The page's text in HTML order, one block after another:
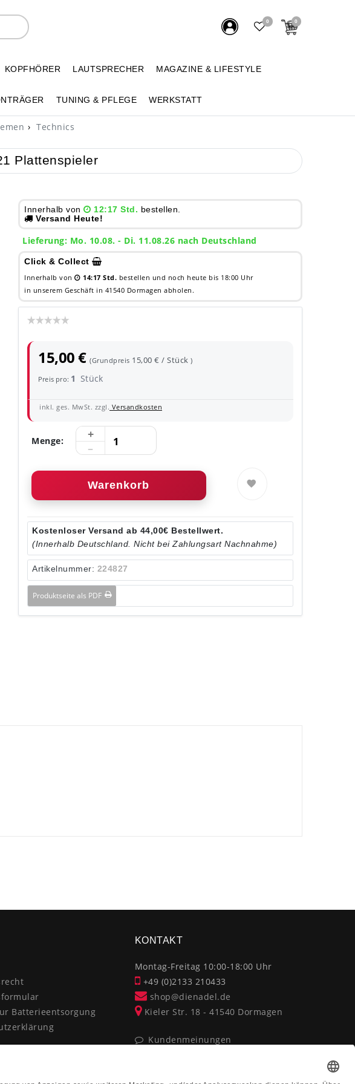
0 0
KOPFHÖRER LAUTSPRECHER MAGAZINE & LIFESTYLE
TUNING & PFLEGE WERKSTATT
Technics
Plattenspieler
Innerhalb von 12:17 Std. bestellen.
Versand Heute!
Lieferung: Mo. 10.08. - Di. 11.08.26 nach Deutschland
Click & Collect
Innerhalb von 14:17 Std. bestellen und noch heute bis 18:00 Uhr
in unserem Geschäft in 41540 Dormagen abholen.
15,00 €(Grundpreis 15,00 € / Stück)
Preis pro: 1 Stück
inkl. ges. MwSt. zzgl. Versandkosten
Menge:
Warenkorb
Kostenloser Versand ab 44,00€ Bestellwert.
(Innerhalb Deutschland. Nicht bei Zahlungsart Nachnahme)
Artikelnummer: 224827
Produktseite als PDF
Batterieentsorgung
KONTAKT
Montag-Freitag 10:00-18:00 Uhr
+49 (0)2133 210433
shop@dienadel.de
Kieler Str. 18 - 41540 Dormagen
Kundenmeinungen